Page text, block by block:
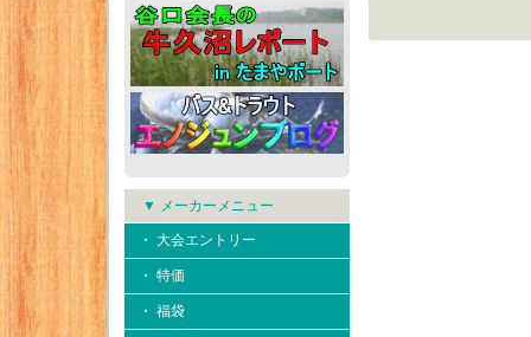
▼ メーカーメニュー
・ 大会エントリー
・ 特価
・ 福袋